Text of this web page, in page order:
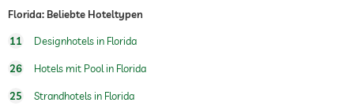
Florida: Beliebte Hoteltypen
11 Designhotels in Florida
26 Hotels mit Pool in Florida
25 Strandhotels in Florida